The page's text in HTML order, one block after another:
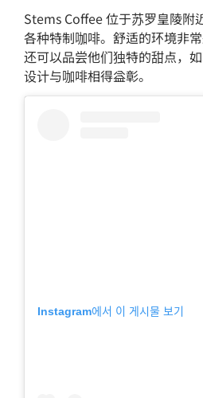
Stems Coffee 位于苏罗皇陵附
各种特制咖啡。舒适的环境非
还可以品尝他们独特的甜点，
设计与咖啡相得益彰。
Instagram에서 이 게시물 보기